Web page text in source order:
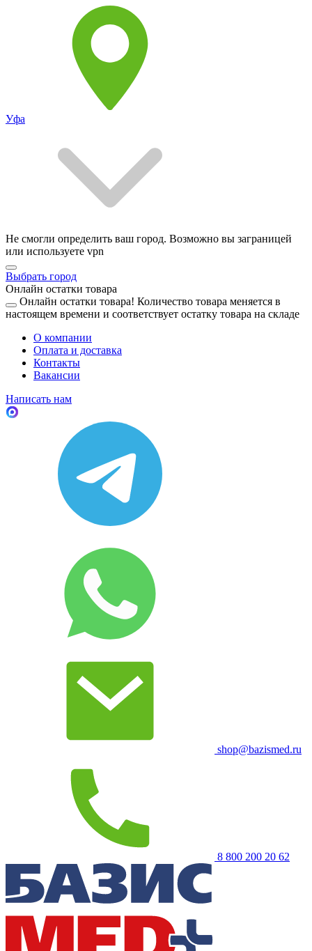
Уфа
Не смогли определить ваш город. Возможно вы заграницей
или используете vpn
Выбрать город
Онлайн остатки товара
Онлайн остатки товара! Количество товара меняется в
настоящем времени и соответствует остатку товара на складе
О компании
Оплата и доставка
Контакты
Вакансии
Написать нам
shop@bazismed.ru
8 800 200 20 62